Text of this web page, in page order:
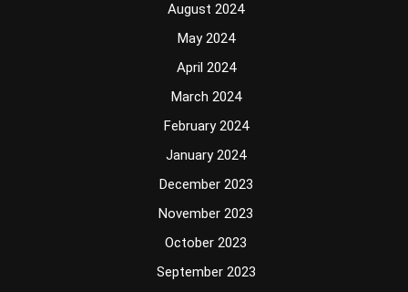
August 2024
May 2024
April 2024
March 2024
February 2024
January 2024
December 2023
November 2023
October 2023
September 2023